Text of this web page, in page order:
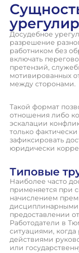
Досудебное
разрешение
работником без
включать
претензий,
мотивированных
между сторонами.
Такой формат
отношения либо
эскалации
только
зафиксировать
юридически
Типовые
Наиболее часто
применяется при
начислением
дисциплинарными
предоставлении
Работодатели в
ситуациями,
действиями
или